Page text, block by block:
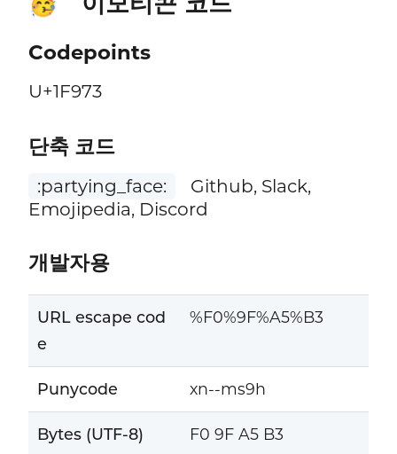
Codepoints
U+1F973
단축 코드
:partying_face:
Github, Slack,
Emojipedia, Discord
개발자용
URL escape cod
e
%F0%9F%A5%B3
Punycode xn--ms9h
Bytes (UTF-8) F0 9F A5 B3